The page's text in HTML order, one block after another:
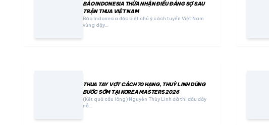
BÁO INDONESIA THỪA NHẬN ĐIỀU ĐÁNG SỢ SAU
TRẬN THUA VIỆT NAM
Báo Indonesia đặc biệt chú ý cách tuyển Việt Nam
vùng dậy…
THUA TAY VỢT CÁCH 70 HẠNG, THUỲ LINH DỪNG
BƯỚC SỚM TẠI KOREA MASTERS 2026
(Kết quả cầu lông) Nguyễn Thùy Linh đã thi đấu đầy
nỗ…